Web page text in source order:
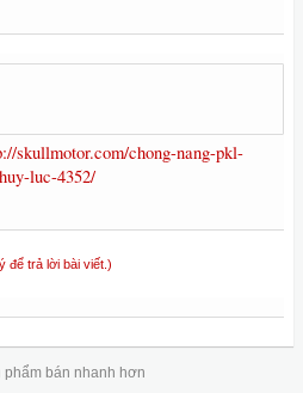
skullmotor.com/chong-nang-pkl-
luc-4352/
để trả lời bài viết.)
phẩm bán nhanh hơn